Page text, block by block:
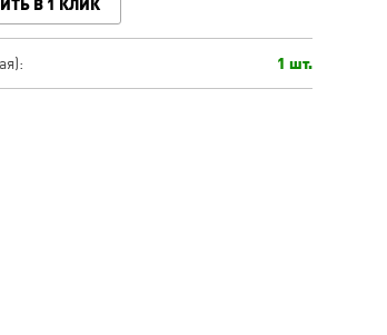
1 шт.